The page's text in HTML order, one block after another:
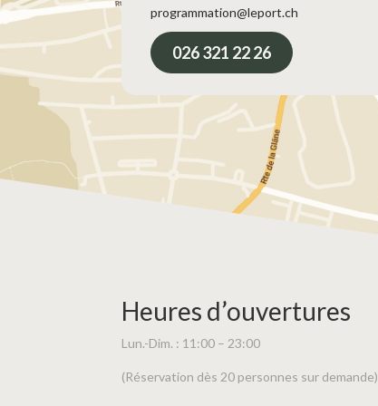
programmation@leport.ch
026 321 22 26
Heures d’ouvertures
Lun.-Dim. : 11:00 – 23:00
(Réservation dès 20 personnes sur demande)